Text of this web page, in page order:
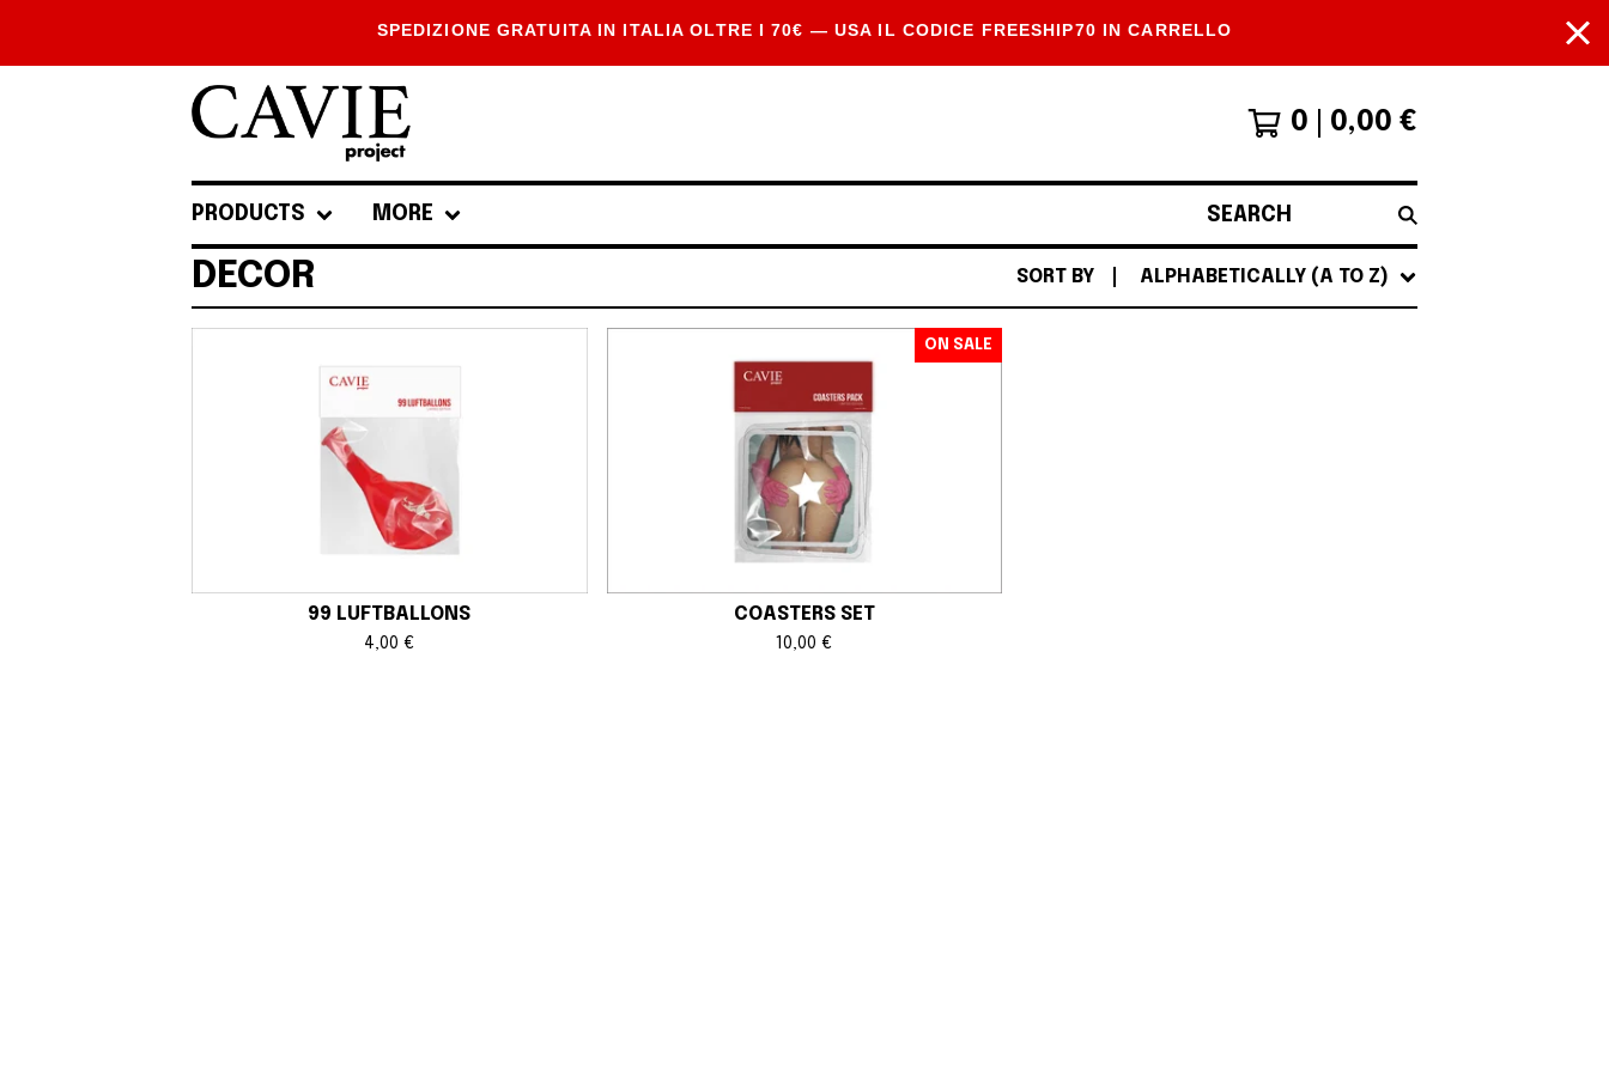
SPEDIZIONE GRATUITA IN ITALIA OLTRE I 70€ — USA IL CODICE FREESHIP70 IN CARRELLO
0 0,00 €
PRODUCTS MORE
SEARCH
DECOR SORT BY ALPHABETICALLY (A TO Z)
99 LUFTBALLONS
4,00€
ON SALE
COASTERS SET
10,00€